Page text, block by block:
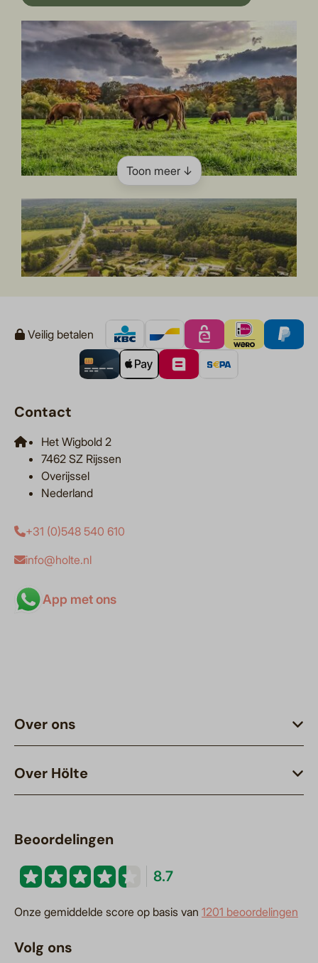
Toon meer ↓
Veilig betalen
Contact
Het Wigbold 2
7462 SZ Rijssen
Overijssel
Nederland
+31 (0)548 540 610
info@holte.nl
App met ons
Over ons
Over Hölte
Beoordelingen
8.7
Onze gemiddelde score op basis van 1201 beoordelingen
Volg ons